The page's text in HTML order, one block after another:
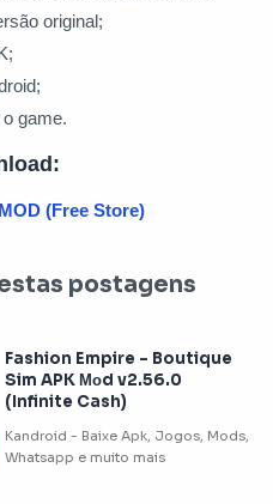
original;
game.
(Free Store)
postagens
Fashion Empire – Boutique
Sim APK Моd v2.56.0
(Infinite Cash)